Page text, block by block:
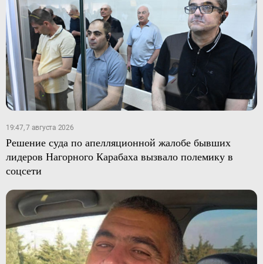
19:47, 7 августа 2026
Решение суда по апелляционной жалобе бывших
лидеров Нагорного Карабаха вызвало полемику в
соцсети